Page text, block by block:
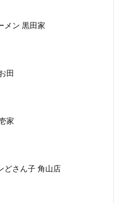
メン 黒田家
田
家
どさん子 角山店